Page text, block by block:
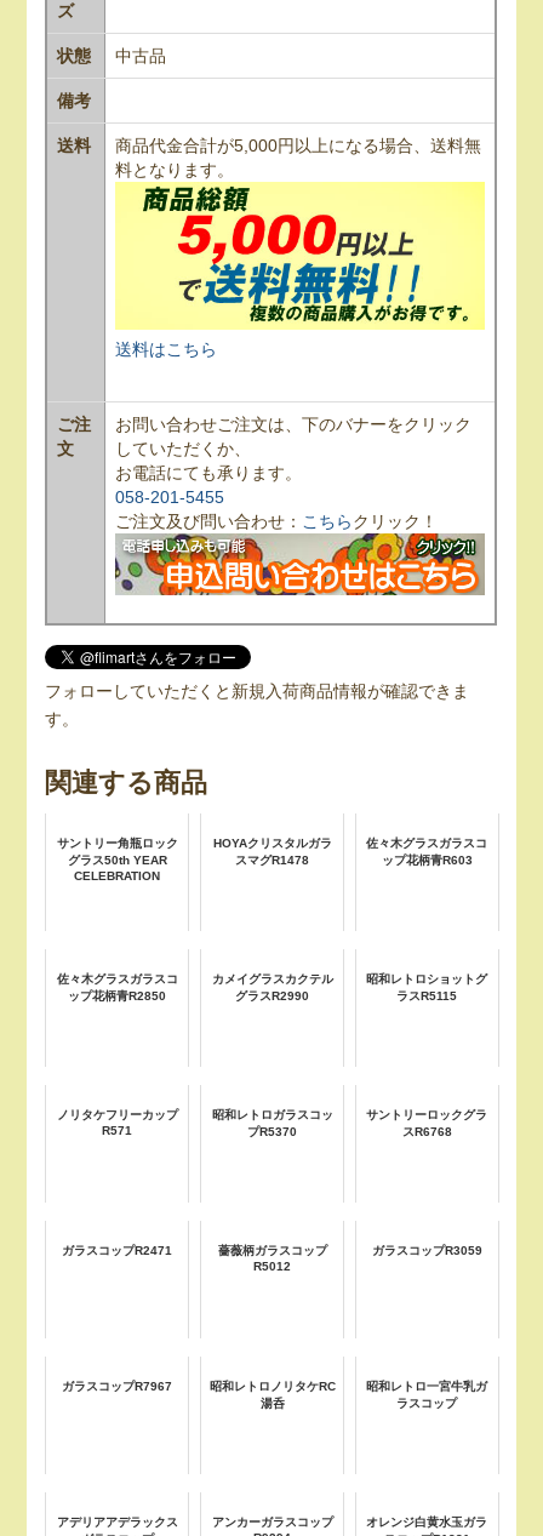
ズ
状態 中古品
備考
送料
商品代金合計が5,000円以上になる場合、送料無
料となります。
送料はこちら
ご注
文
お問い合わせご注文は、下のバナーをクリック
していただくか、
お電話にても承ります。
058-201-5455
ご注文及び問い合わせ： こちらクリック！
フォローしていただくと新規入荷商品情報が確認できま
す。
関連する商品
サントリー角瓶ロック
グラス50th YEAR
CELEBRATION
HOYAクリスタルガラ
スマグR1478
佐々木グラスガラスコ
ップ花柄青R603
佐々木グラスガラスコ
ップ花柄青R2850
カメイグラスカクテル
グラスR2990
昭和レトロショットグ
ラスR5115
ノリタケフリーカップ
R571
昭和レトロガラスコッ
プR5370
サントリーロックグラ
スR6768
ガラスコップR2471
薔薇柄ガラスコップ
R5012
ガラスコップR3059
ガラスコップR7967
昭和レトロノリタケRC
湯呑
昭和レトロ一宮牛乳ガ
ラスコップ
アデリアアデラックス
アンカーガラスコップ
オレンジ白黄水玉ガラ